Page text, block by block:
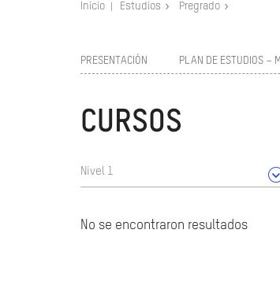
Inicio Estudios Pregrado
PRESENTACIÓN PLAN DE ESTUDIOS –
CURSOS
Nivel 1
No se encontraron resultados